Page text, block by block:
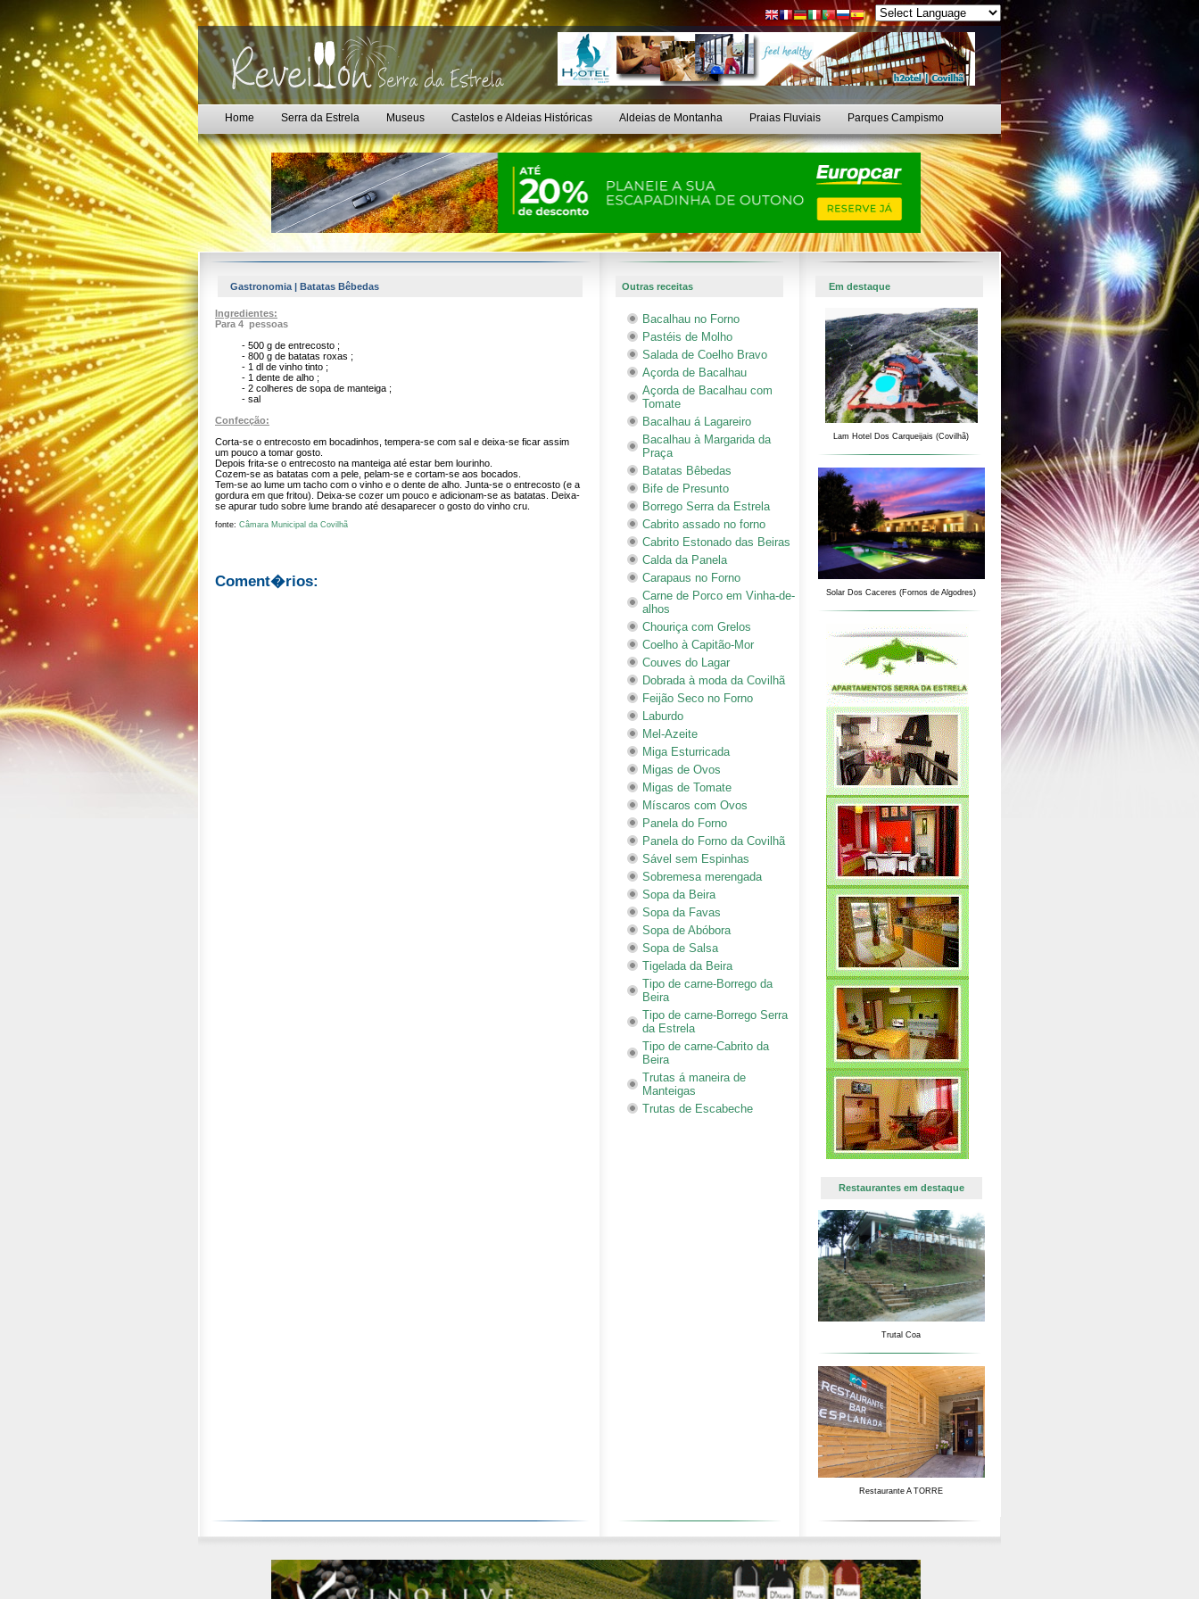
Home Serra da Estrela Museus Castelos e Aldeias Históricas Aldeias de Montanha Praias Fluviais Parques Campismo
Gastronomia | Batatas Bêbedas Outras receitas Em destaque
Ingredientes:
Para 4 pessoas
- 500 g de entrecosto ;
- 800 g de batatas roxas ;
- 1 dl de vinho tinto ;
- 1 dente de alho ;
- 2 colheres de sopa de manteiga ;
- sal
Confecção:
Corta-se o entrecosto em bocadinhos, tempera-se com sal e deixa-se ficar assim
um pouco a tomar gosto.
Depois frita-se o entrecosto na manteiga até estar bem lourinho.
Cozem-se as batatas com a pele, pelam-se e cortam-se aos bocados.
Tem-se ao lume um tacho com o vinho e o dente de alho. Junta-se o entrecosto (e a
gordura em que fritou). Deixa-se cozer um pouco e adicionam-se as batatas. Deixa-
se apurar tudo sobre lume brando até desaparecer o gosto do vinho cru.
fonte: Câmara Municipal da Covilhã
Coment�rios:
Bacalhau no Forno
Pastéis de Molho
Salada de Coelho Bravo
Açorda de Bacalhau
Açorda de Bacalhau com
Tomate
Bacalhau á Lagareiro
Bacalhau à Margarida da
Praça
Batatas Bêbedas
Bife de Presunto
Borrego Serra da Estrela
Cabrito assado no forno
Cabrito Estonado das Beiras
Calda da Panela
Carapaus no Forno
Carne de Porco em Vinha-de-
alhos
Chouriça com Grelos
Coelho à Capitão-Mor
Couves do Lagar
Dobrada à moda da Covilhã
Feijão Seco no Forno
Laburdo
Mel-Azeite
Miga Esturricada
Migas de Ovos
Migas de Tomate
Míscaros com Ovos
Panela do Forno
Panela do Forno da Covilhã
Sável sem Espinhas
Sobremesa merengada
Sopa da Beira
Sopa da Favas
Sopa de Abóbora
Sopa de Salsa
Tigelada da Beira
Tipo de carne-Borrego da
Beira
Tipo de carne-Borrego Serra
da Estrela
Tipo de carne-Cabrito da
Beira
Trutas á maneira de
Manteigas
Trutas de Escabeche
Lam Hotel Dos Carqueijais (Covilhã)
Solar Dos Caceres (Fornos de Algodres)
Restaurantes em destaque
Trutal Coa
Restaurante A TORRE